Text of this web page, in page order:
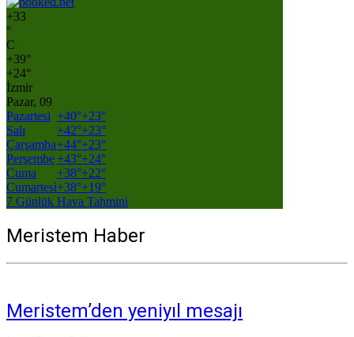
+33
°
C
+39°
+24°
İzmir
Pazar, 09
Pazartesi +40°+23°
Salı
+42°+23°
Çarşamba+44°+23°
Perşembe+43°+24°
Cuma
+38°+22°
Cumartesi+38°+19°
7 Günlük Hava Tahmini
Meristem Haber
Meristem’den yeniyıl mesajı